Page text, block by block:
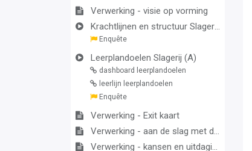
Verwerking - visie op vorming
Krachtlijnen en structuur Slagerij (A)
Enquête
Leerplandoelen Slagerij (A)
dashboard leerplandoelen
leerlijn leerplandoelen
Enquête
Verwerking - Exit kaart
Verwerking - aan de slag met de vakgroep
Verwerking - kansen en uitdagingen in het nieuwe leerplan